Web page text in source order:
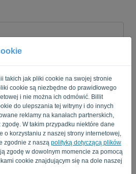
takich jak pliki cookie na swojej stronie
cookie są niezbędne do prawidłowego
i nie można ich odmówić. Billit
do ulepszania tej witryny i do innych
reklamy na kanałach partnerskich,
W takim przypadku niektóre dane
o korzystaniu z naszej strony internetowej,
zgodnie z naszą polityką dotyczącą plików
zgodę w dowolnym momencie za pomocą
cookie znajdującym się na dole naszej
Zapomniane hasło?
SIĘ